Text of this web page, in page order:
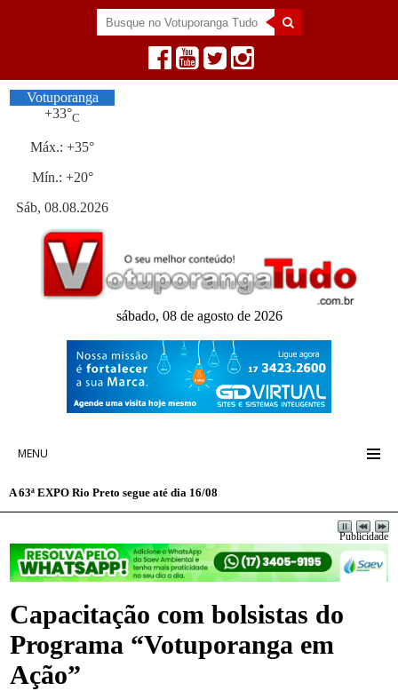
Votuporanga
+33°C
Máx.:+35°
Mín.: +20°
Sáb, 08.08.2026
sábado, 08 de agosto de 2026
MENU
A 63ª EXPO Rio Preto segue até dia 16/08
Publicidade
Capacitação com bolsistas do
Programa “Votuporanga em
Ação”